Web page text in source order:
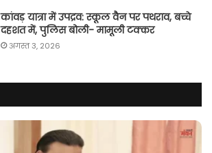
कांवड़ यात्रा में उपद्रव: स्कूल वैन पर पथराव, बच्चे
दहशत में, पुलिस बोली- मामूली टक्कर
अगस्त 3, 2026